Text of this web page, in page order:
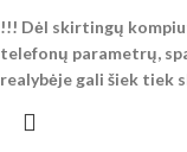
!!! Dėl skirtingų
telefonų parametrų,
realybėje gali šiek tiek